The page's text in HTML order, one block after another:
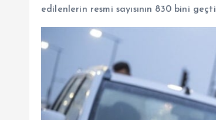
edilenlerin resmi sayısının 830 bini